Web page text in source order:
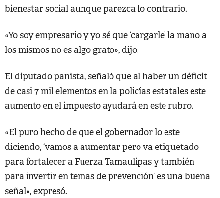
bienestar social aunque parezca lo contrario.
«Yo soy empresario y yo sé que ‘cargarle’ la mano a
los mismos no es algo grato», dijo.
El diputado panista, señaló que al haber un déficit
de casi 7 mil elementos en la policías estatales este
aumento en el impuesto ayudará en este rubro.
«El puro hecho de que el gobernador lo este
diciendo, ‘vamos a aumentar pero va etiquetado
para fortalecer a Fuerza Tamaulipas y también
para invertir en temas de prevención’ es una buena
señal», expresó.